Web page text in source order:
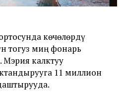
көчөлөрдү
тогуз миң фонарь
Мэрия калктуу
11 миллион